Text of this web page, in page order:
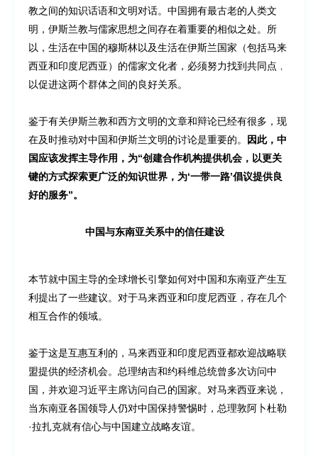
教之间的知识话语和文明对话。中国拥有最古老的人类文
明，伊斯兰教与儒家思想之间存在着重要的相似之处。所
以，生活在中国的穆斯林以及生活在伊斯兰国家（包括马来
西亚和印度尼西亚）的儒家文化者，必须努力找到共同点﹐
以促进这两个群体之间的良好关系。
鉴于有关伊斯兰教和西方文明的文章和辩论已经有很多，现
在及时推动对中国和伊斯兰文明的讨论是重要的。
因此，中
国应该发挥主导作用，为“创建合作机构提供机会，以更关
键的方式探索更广泛的知识世界，为‘一带一路’倡议提供良
好的服务”。
中国与东南亚关系中的信任建设
本节就中国主导的全球增长引擎如何对中国和东南亚产生互
利提出了一些建议。对于马来西亚和印度尼西亚，存在几个
相互合作的领域。
鉴于这是互惠互利的，马来西亚和印度尼西亚都欢迎战略联
盟提供的经济机会。总理纳吉和约科维总统曾多次访问中
国，并欢迎习近平主席访问自己的国家。对马来西亚来说，
当东南亚各国领导人仍对中国保持警惕时，总理敦阿卜杜勒
·拉扎克就有信心与中国建立战略友谊。